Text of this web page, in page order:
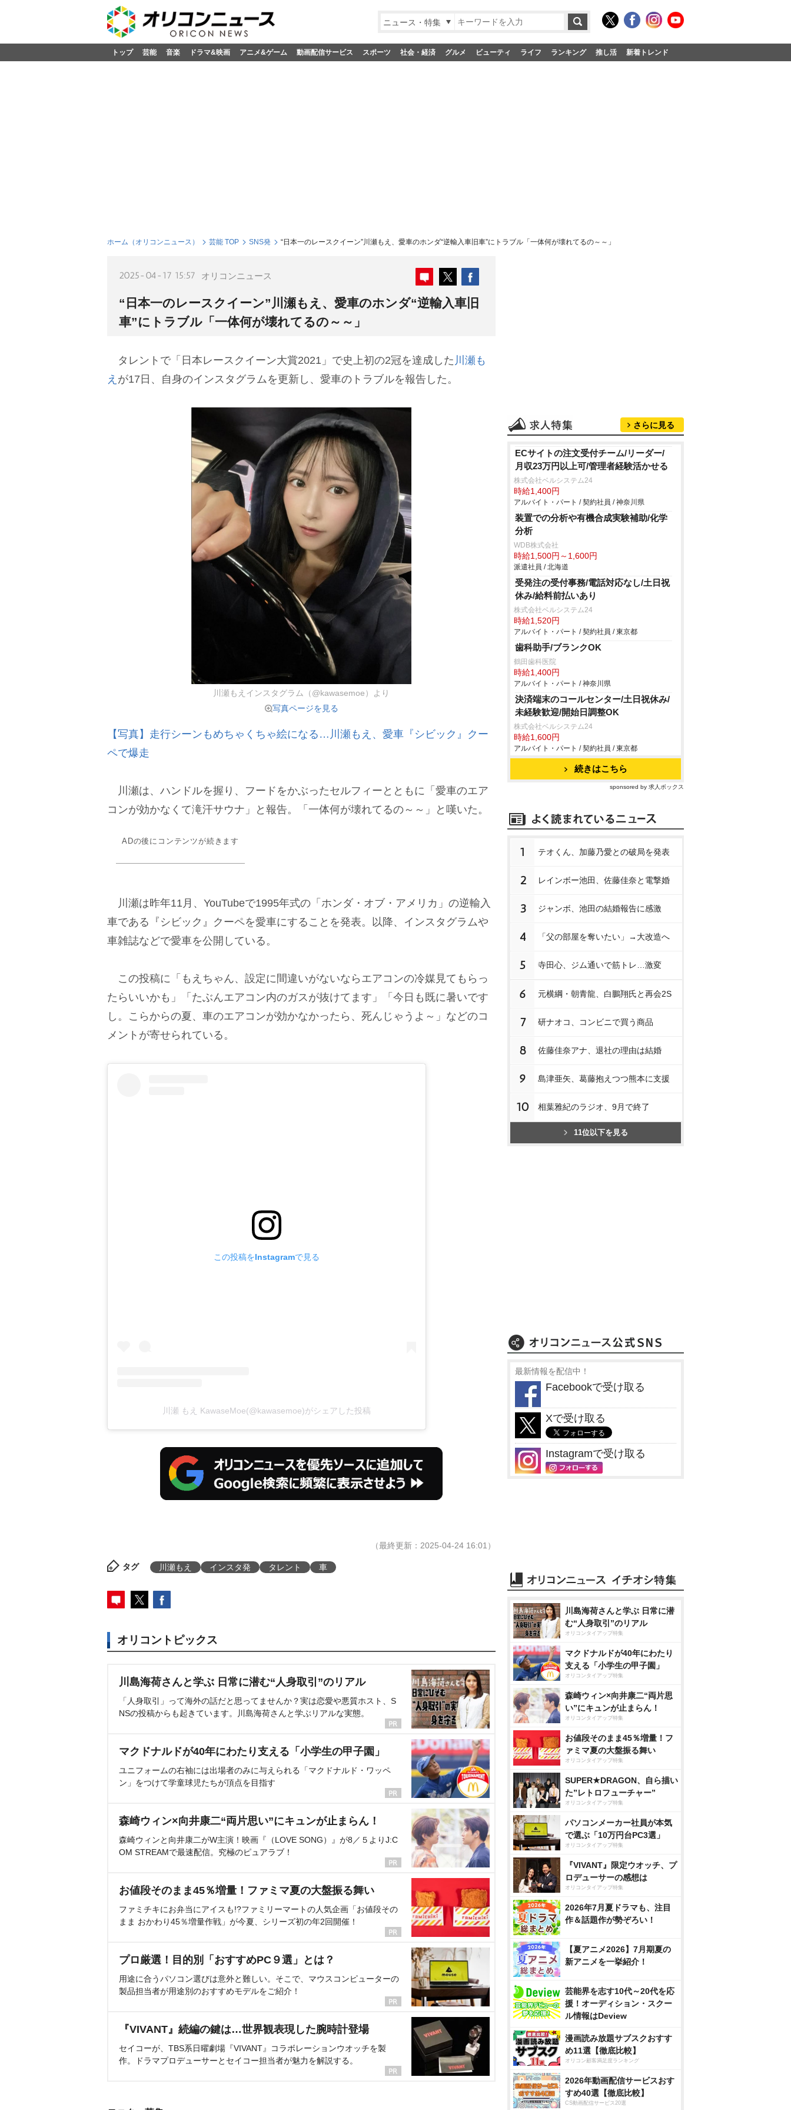
ニュース・特集
トップ 芸能 音楽 ドラマ&映画 アニメ&ゲーム 動画配信サービス スポーツ 社会・経済 グルメ ビューティ ライフ ランキング 推し活 新着トレンド
ホーム（オリコンニュース） 芸能 TOP SNS発 “日本一のレースクイーン”川瀬もえ、愛車のホンダ“逆輸入車旧車”にトラブル「一体何が壊れてるの～～」
2025-04-17 15:57 オリコンニュース
“日本一のレースクイーン”川瀬もえ、愛車のホンダ“逆輸入車旧
車”にトラブル「一体何が壊れてるの～～」
タレントで「日本レースクイーン大賞2021」で史上初の2冠を達成した 川瀬も
え が17日、自身のインスタグラムを更新し、愛車のトラブルを報告した。
川瀬もえインスタグラム（@kawasemoe）より
写真ページを見る
【写真】走行シーンもめちゃくちゃ絵になる…川瀬もえ、愛車『シビック』クー
ペで爆走
川瀬は、ハンドルを握り、フードをかぶったセルフィーとともに「愛車のエア
コンが効かなくて滝汗サウナ」と報告。「一体何が壊れてるの～～」と嘆いた。
ADの後にコンテンツが続きます
川瀬は昨年11月、YouTubeで1995年式の「ホンダ・オブ・アメリカ」の逆輸入
車である『シビック』クーペを愛車にすることを発表。以降、インスタグラム
車雑誌などで愛車を公開している。
この投稿に「もえちゃん、設定に間違いがないならエアコンの冷媒見てもらっ
たらいいかも」「たぶんエアコン内のガスが抜けてます」「今日も既に暑いです
し。こらからの夏、車のエアコンが効かなかったら、死んじゃうよ～」などのコ
メントが寄せられている。
この投稿をInstagramで見る
川瀬 もえ KawaseMoe(@kawasemoe)がシェアした投稿
（最終更新：2025-04-24 16:01）
タグ 川瀬もえ インスタ発 タレント 車
オリコントピックス
川島海荷さんと学ぶ 日常に潜む“人身取引”のリアル
「人身取引」って海外の話だと思ってませんか？実は恋愛や悪質ホスト、S
NSの投稿からも起きています。川島海荷さんと学ぶリアルな実態。
マクドナルドが40年にわたり支える「小学生の甲子園」
ユニフォームの右袖には出場者のみに与えられる「マクドナルド・ワッペ
ン」をつけて学童球児たちが頂点を目指す
森崎ウィン×向井康二“両片思い”にキュンが止まらん！
森崎ウィンと向井康二がW主演！映画『（LOVE SONG）』が8／５よりJ:C
OM STREAMで最速配信。究極のピュアラブ！
お値段そのまま45％増量！ファミマ夏の大盤振る舞い
ファミチキにお弁当にアイスも!?ファミリーマートの人気企画「お値段その
まま おかわり45％増量作戦」が今夏、シリーズ初の年2回開催！
プロ厳選！目的別「おすすめPC９選」とは？
用途に合うパソコン選びは意外と難しい。そこで、マウスコンピューターの
製品担当者が用途別のおすすめモデルをご紹介！
『VIVANT』続編の鍵は…世界観表現した腕時計登場
セイコーが、TBS系日曜劇場『VIVANT』コラボレーションウオッチを製
作。ドラマプロデューサーとセイコー担当者が魅力を解説する。
さらに見る
ECサイトの注文受付チーム/リーダー/
月収23万円以上可/管理者経験活かせる
株式会社ベルシステム24
時給1,400円
アルバイト・パート / 契約社員 / 神奈川県
装置での分析や有機合成実験補助/化学
分析
WDB株式会社
時給1,500円～1,600円
派遣社員 / 北海道
受発注の受付事務/電話対応なし/土日祝
休み/給料前払いあり
株式会社ベルシステム24
時給1,520円
アルバイト・パート / 契約社員 / 東京都
歯科助手/ブランクOK
鶴田歯科医院
時給1,400円
アルバイト・パート / 神奈川県
決済端末のコールセンター/土日祝休み/
未経験歓迎/開始日調整OK
株式会社ベルシステム24
時給1,600円
アルバイト・パート / 契約社員 / 東京都
続きはこちら
sponsored by 求人ボックス
1 テオくん、加藤乃愛との破局を発表
2 レインボー池田、佐藤佳奈と電撃婚
3 ジャンボ、池田の結婚報告に感激
4 「父の部屋を奪いたい」→大改造へ
5 寺田心、ジム通いで筋トレ…激変
6 元横綱・朝青龍、白鵬翔氏と再会2S
7 研ナオコ、コンビニで買う商品
8 佐藤佳奈アナ、退社の理由は結婚
9 島津亜矢、葛藤抱えつつ熊本に支援
10 相葉雅紀のラジオ、9月で終了
11位以下を見る
最新情報を配信中！
Facebookで受け取る
Xで受け取る
Instagramで受け取る
川島海荷さんと学ぶ 日常に潜
む“人身取引”のリアル
オリコンタイアップ特集
マクドナルドが40年にわたり
支える「小学生の甲子園」
オリコンタイアップ特集
森崎ウィン×向井康二“両片思
い”にキュンが止まらん！
オリコンタイアップ特集
お値段そのまま45％増量！フ
ァミマ夏の大盤振る舞い
オリコンタイアップ特集
SUPER★DRAGON、自ら描い
た”レトロフューチャー”
オリコンタイアップ特集
パソコンメーカー社員が本気
で選ぶ「10万円台PC3選」
オリコンタイアップ特集
『VIVANT』限定ウオッチ、プ
ロデューサーの感想は
オリコンタイアップ特集
2026年7月夏ドラマも、注目
作＆話題作が勢ぞろい！
【夏アニメ2026】7月期夏の
新アニメを一挙紹介！
芸能界を志す10代～20代を応
援！オーディション・スクー
ル情報はDeview
漫画読み放題サブスクおすす
め11選【徹底比較】
オリコン顧客満足度ランキング
2026年動画配信サービスおす
すめ40選【徹底比較】
CS動画配信サービス20選